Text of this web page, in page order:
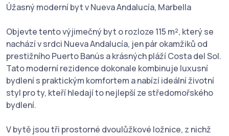
Úžasný moderní byt v Nueva Andalucía, Marbella
Objevte tento výjimečný byt o rozloze 115 m², který se
nachází v srdci Nueva Andalucía, jen pár okamžiků od
prestižního Puerto Banús a krásných pláží Costa del Sol.
Tato moderní rezidence dokonale kombinuje luxusní
bydlení s praktickým komfortem a nabízí ideální životní
styl pro ty, kteří hledají to nejlepší ze středomořského
bydlení.
V bytě jsou tři prostorné dvoulůžkové ložnice, z nichž